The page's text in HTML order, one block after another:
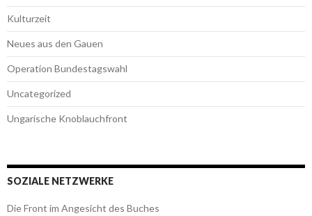
Kulturzeit
Neues aus den Gauen
Operation Bundestagswahl
Uncategorized
Ungarische Knoblauchfront
SOZIALE NETZWERKE
Die Front im Angesicht des Buches